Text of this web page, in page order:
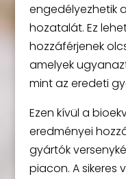
engedélyezhetik
hozatalát. Ez
hozzáférjenek
amelyek
mint az eredeti
Ezen kívül a
eredményei
gyártók
piacon. A sikeres